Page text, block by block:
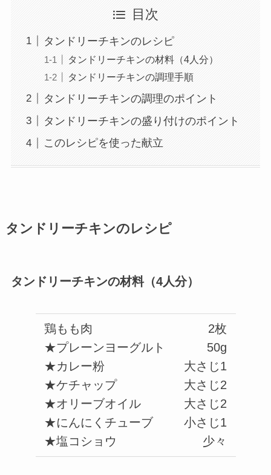
目次
タンドリーチキンのレシピ
タンドリーチキンの材料（4人分）
タンドリーチキンの調理手順
タンドリーチキンの調理のポイント
タンドリーチキンの盛り付けのポイント
このレシピを使った献立
タンドリーチキンのレシピ
タンドリーチキンの材料（4人分）
鶏もも肉
★プレーンヨーグルト
★カレー粉
★ケチャップ
★オリーブオイル
★にんにくチューブ
★塩コショウ
2枚
50g
大さじ1
大さじ2
大さじ2
小さじ1
少々